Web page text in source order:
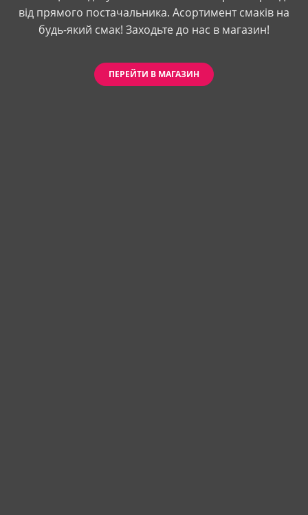
від прямого постачальника. Асортимент смаків на
будь-який смак! Заходьте до нас в магазин!
ПЕРЕЙТИ В МАГАЗИН